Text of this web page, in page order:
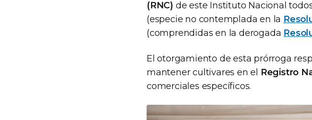
(RNC) de este Instituto Nacional
(especie no contemplada en la
(comprendidas en la derogada
El otorgamiento de esta prórroga
mantener cultivares en el Registro
comerciales específicos.